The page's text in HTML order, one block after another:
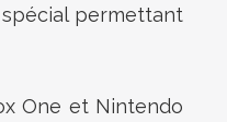
permettant
One et Nintendo